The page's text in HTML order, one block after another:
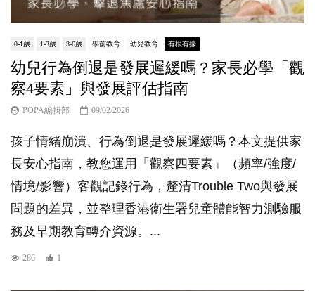
0-1歲 1-3歲 3-6歲 學前教育 幼兒教育 有根有據
幼兒行為倒退是發展遲緩嗎？家長必學「觀
察4要素」與發展評估指南
POPA編輯部 09/02/2026
孩子情緒崩潰、行為倒退是發展遲緩嗎？本文提供家
長安心指南，教您運用「觀察四要素」（頻率/強度/
情境/影響）客觀記錄行為，釐清Trouble Two與發展
問題的差異，並整理香港衛生署兒童體能智力測驗服
務及早期教育轉介資源。...
286 1